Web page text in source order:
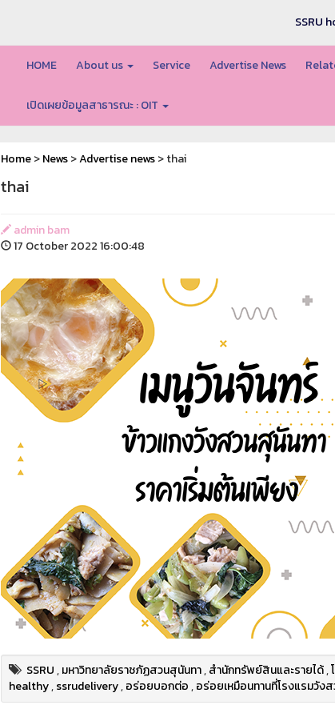
SSRU
HOME About us Service Advertise News
เปิดเผยข้อมูลสาธารณะ : OIT
Home>News>Advertise news> thai
thai
admin bam
17 October 2022 16:00:48
SSRU,มหาวิทยาลัยราชภัฏสวนสุนันทา,สำนักทรัพย์สินและรายได้,
healthy,ssrudelivery,อร่อยบอกต่อ,อร่อยเหมือนทานที่โรงแรมวัง